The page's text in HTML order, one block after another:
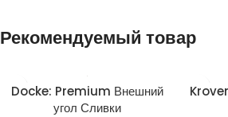
Рекомендуемый товар
Docke: Premium Внешний
угол Сливки